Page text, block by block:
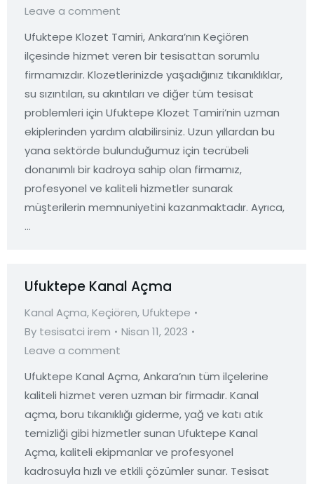
Leave a comment
Ufuktepe Klozet Tamiri, Ankara’nın Keçiören
ilçesinde hizmet veren bir tesisattan sorumlu
firmamızdır. Klozetlerinizde yaşadığınız tıkanıklıklar,
su sızıntıları, su akıntıları ve diğer tüm tesisat
problemleri için Ufuktepe Klozet Tamiri’nin uzman
ekiplerinden yardım alabilirsiniz. Uzun yıllardan bu
yana sektörde bulunduğumuz için tecrübeli
donanımlı bir kadroya sahip olan firmamız,
profesyonel ve kaliteli hizmetler sunarak
müşterilerin memnuniyetini kazanmaktadır. Ayrıca,
…
Ufuktepe Kanal Açma
Kanal Açma,Keçiören,Ufuktepe
By tesisatci irem
Nisan 11, 2023
Leave a comment
Ufuktepe Kanal Açma, Ankara’nın tüm ilçelerine
kaliteli hizmet veren uzman bir firmadır. Kanal
açma, boru tıkanıklığı giderme, yağ ve katı atık
temizliği gibi hizmetler sunan Ufuktepe Kanal
Açma, kaliteli ekipmanlar ve profesyonel
kadrosuyla hızlı ve etkili çözümler sunar. Tesisat